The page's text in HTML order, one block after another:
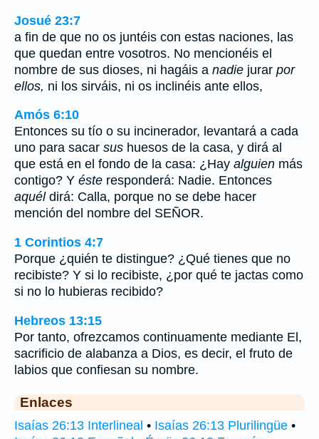
Josué 23:7
a fin de que no os juntéis con estas naciones, las
que quedan entre vosotros. No mencionéis el
nombre de sus dioses, ni hagáis a nadie jurar por
ellos, ni los sirváis, ni os inclinéis ante ellos,
Amós 6:10
Entonces su tío o su incinerador, levantará a cada
uno para sacar sus huesos de la casa, y dirá al
que está en el fondo de la casa: ¿Hay alguien más
contigo? Y éste responderá: Nadie. Entonces
aquéldirá: Calla, porque no se debe hacer
mención del nombre del SEÑOR.
1 Corintios 4:7
Porque ¿quién te distingue? ¿Qué tienes que no
recibiste? Y si lo recibiste, ¿por qué te jactas como
si no lo hubieras recibido?
Hebreos 13:15
Por tanto, ofrezcamos continuamente mediante El,
sacrificio de alabanza a Dios, es decir, el fruto de
labios que confiesan su nombre.
Enlaces
Isaías 26:13 Interlineal • Isaías 26:13 Plurilingüe •